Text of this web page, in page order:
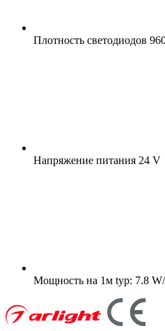
Плотность светодиодов
Напряжение питания 24 V
Мощность на 1м typ: 7.8